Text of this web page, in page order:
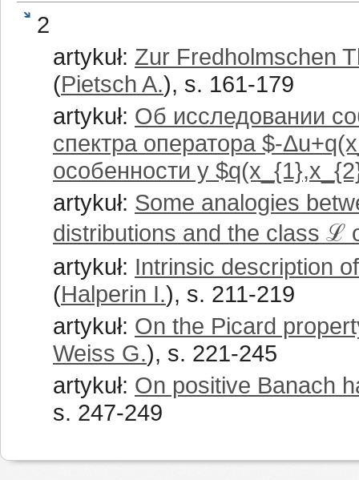
2
artykuł: Zur Fredholmschen
(Pietsch A.), s. 161-179
artykuł: Об исследовании
спектра оператора $-
особенности у
artykuł: Some analogies
distributions and the class ℒ
artykuł: Intrinsic description
(Halperin I.), s. 211-219
artykuł: On the Picard
Weiss G.), s. 221-245
artykuł: On positive Banach
s. 247-249